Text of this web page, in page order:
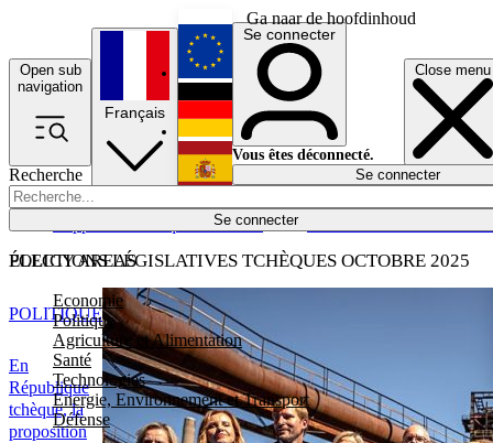
Ga naar de hoofdinhoud
Open sub
navigation
Close menu
Recherche
Se connecter
POLICY AREAS
Economie
Politique
Agriculture et Alimentation
Santé
Technologies
Energie, Environnement et Transport
Défense
Économie
Français
English
Deutsch
Español
Se connecter
Vous êtes déconnecté.
Se connecter
ÉLECTIONS LÉGISLATIVES TCHÈQUES OCTOBRE 2025
En
République
tchèque, la
proposition
POLITIQUE